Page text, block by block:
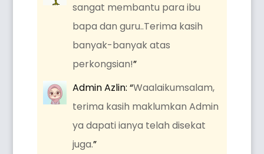
sangat membantu para ibu
bapa dan guru..Terima kasih
banyak-banyak atas
perkongsian!”
Admin Azlin: “Waalaikumsalam,
terima kasih maklumkan Admin
ya dapati ianya telah disekat
juga.”